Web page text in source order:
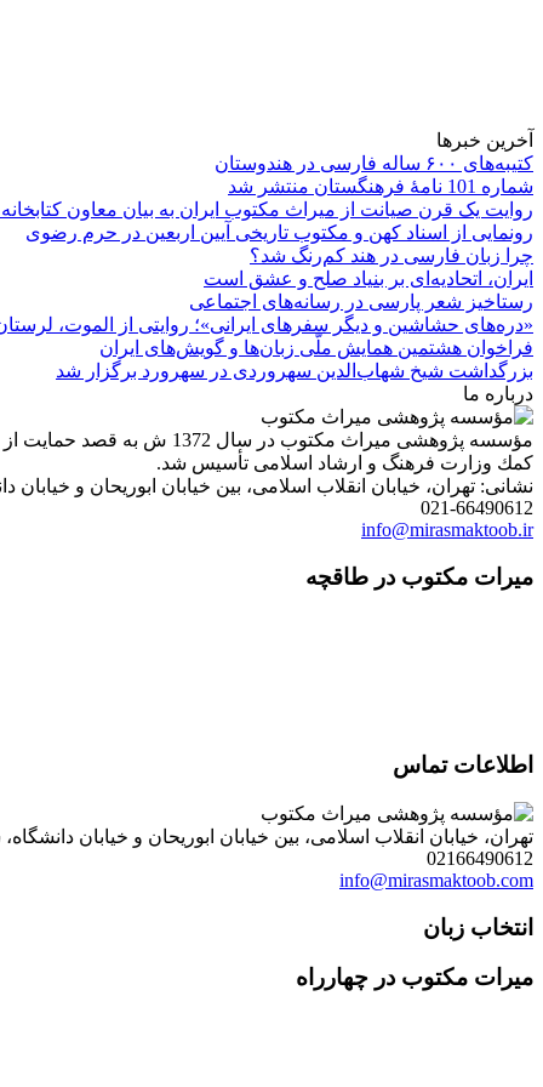
آخرین خبرها
کتیبه‌های ۶۰۰ ساله فارسی در هندوستان
شماره 101 نامۀ فرهنگستان منتشر شد
روایت یک قرن صیانت از میراث مکتوب ایران به بیان معاون
رونمایی از اسناد کهن و مکتوب تاریخی آیین اربعین در حرم رضوی
چرا زبان فارسی در هند کم‌رنگ شد؟
ایران، اتحادیه‌ای بر بنیاد صلح و عشق است
رستاخیز شعر پارسی در رسانه‌های اجتماعی
«دره‌های حشاشین و دیگر سفرهای ایرانی»؛ روایتی از الموت، لرستان
فراخوان هشتمین همایش ملّی زبان‌ها و گویش‌های ایران
بزرگداشت شیخ شهاب‌الدین سهروردی در سهرورد برگزار شد
درباره ما
مؤسسه پژوهشی میراث
كمك وزارت فرهنگ و ارشاد اسلامی تأسیس شد.
نشانی: تهران، خیابان انقلاب اسلامی، بین خیابان ابوریحان و خیابان دانشگاه، شمارۀ 1182
021-66490612
info@mirasmaktoob.ir
میرات مکتوب در طاقچه
اطلاعات تماس
تهران، خیابان انقلاب اسلامی، بین خیابان ابوریحان و خیابان دانشگاه، شمارۀ 1182 (ساختمان فروردین)، طبقۀ دوم، واحد 8 ، روابط عمومی مؤسسه پژوهی میراث مکتوب؛
02166490612
info@mirasmaktoob.com
انتخاب زبان
میرات مکتوب در چهارراه